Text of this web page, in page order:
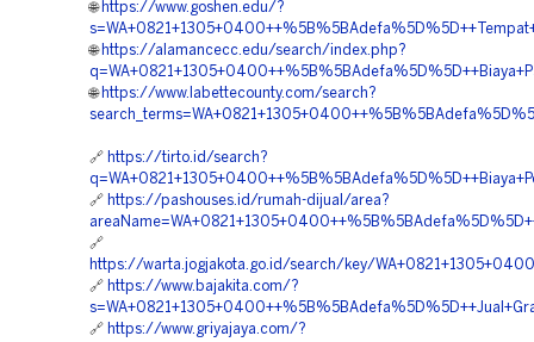
🌐 https://www.goshen.edu/?
🌐 https://alamancecc.edu/search/index.php?
🌐 https://www.labettecounty.com/search?
🔗 https://tirto.id/search?
🔗 https://pashouses.id/rumah-dijual/area?
🔗
https://warta.jogjakota.go.id/search/key/
🔗 https://www.bajakita.com/?
🔗 https://www.griyajaya.com/?